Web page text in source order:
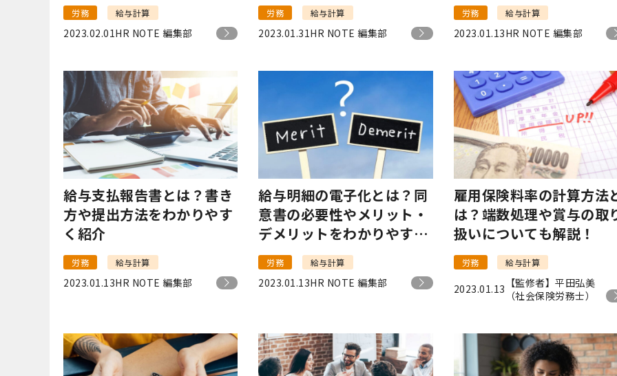
労務 給与計算
2023.02.01HR NOTE 編集部
労務 給与計算
2023.01.31HR NOTE 編集部
労務 給与計算
2023.01.13HR NOTE 編集部
給与支払報告書とは？書き
方や提出方法をわかりやす
く紹介
労務 給与計算
2023.01.13HR NOTE 編集部
給与明細の電子化とは？同
意書の必要性やメリット・
デメリットをわかりやすく
解説！
労務 給与計算
2023.01.13HR NOTE 編集部
雇用保険料率の計算方法
は？端数処理や賞与の取
扱いについても解説！
労務 給与計算
2023.01.13 【監修者】平田弘美
（社会保険労務士）